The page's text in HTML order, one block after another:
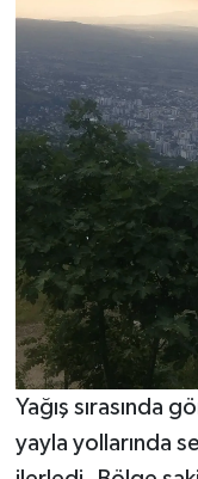
Yağış sırasında
yayla yollarında